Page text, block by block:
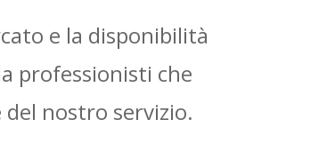
e la disponibilità
professionisti che
nostro servizio.